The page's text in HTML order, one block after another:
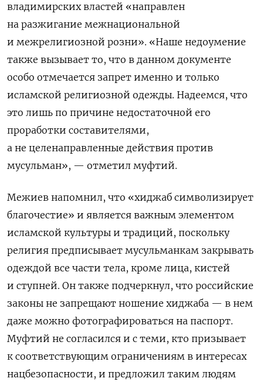
владимирских властей «направлен
на разжигание межнациональной
и межрелигиозной розни». «Наше недоумение
также вызывает то, что в данном документе
особо отмечается запрет именно и только
исламской религиозной одежды. Надеемся, что
это лишь по причине недостаточной его
проработки составителями,
а не целенаправленные действия против
мусульман», — отметил муфтий.
Межиев напомнил, что «хиджаб символизирует
благочестие» и является важным элементом
исламской культуры и традиций, поскольку
религия предписывает мусульманкам закрывать
одеждой все части тела, кроме лица, кистей
и ступней. Он также подчеркнул, что российские
законы не запрещают ношение хиджаба — в нем
даже можно фотографироваться на паспорт.
Муфтий не согласился и с теми, кто призывает
к соответствующим ограничениям в интересах
нацбезопасности, и предложил таким людям